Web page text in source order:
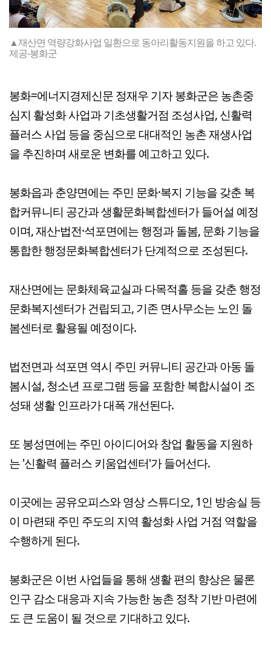
▲재산면 역량강화사업 일환으로 동아리활동지원을 하고 있다.
제공-봉화군
봉화=에너지경제신문 정재우 기자 봉화군은 농촌중
심지 활성화 사업과 기초생활거점 조성사업, 신활력
플러스 사업 등을 중심으로 대대적인 농촌 재생사업
을 추진하며 새로운 변화를 예고하고 있다.
봉화읍과 춘양면에는 주민 문화·복지 기능을 갖춘 복
합커뮤니티 공간과 생활문화복합센터가 들어설 예정
이며, 재산·법전·석포면에는 행정과 돌봄, 문화 기능을
통합한 행정문화복합센터가 단계적으로 조성된다.
재산면에는 문화체육교실과 다목적홀 등을 갖춘 행정
문화복지센터가 건립되고, 기존 면사무소는 노인 돌
봄센터로 활용될 예정이다.
법전면과 석포면 역시 주민 커뮤니티 공간과 아동 돌
봄시설, 청소년 프로그램 등을 포함한 복합시설이 조
성돼 생활 인프라가 대폭 개선된다.
또 봉성면에는 주민 아이디어와 창업 활동을 지원하
는 '신활력 플러스 키움업센터'가 들어선다.
이곳에는 공유오피스와 영상 스튜디오, 1인 방송실 등
이 마련돼 주민 주도의 지역 활성화 사업 거점 역할을
수행하게 된다.
봉화군은 이번 사업들을 통해 생활 편의 향상은 물론
인구 감소 대응과 지속 가능한 농촌 정착 기반 마련에
도 큰 도움이 될 것으로 기대하고 있다.